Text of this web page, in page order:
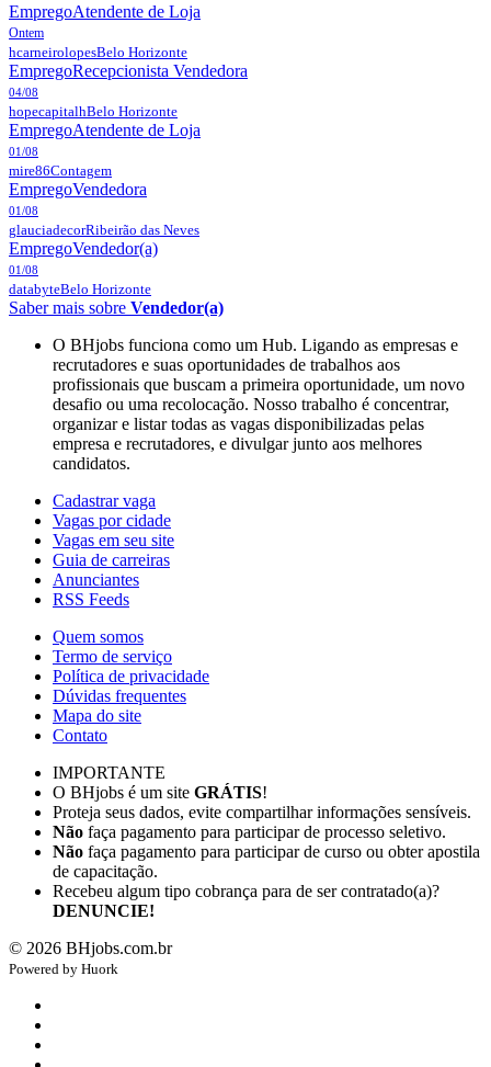
EmpregoAtendente de Loja
Ontem
hcarneirolopesBelo Horizonte
EmpregoRecepcionista Vendedora
04/08
hopecapitalhBelo Horizonte
EmpregoAtendente de Loja
01/08
mire86Contagem
EmpregoVendedora
01/08
glauciadecorRibeirão das Neves
EmpregoVendedor(a)
01/08
databyteBelo Horizonte
Saber mais sobre Vendedor(a)
O BHjobs funciona como um Hub. Ligando as empresas e
recrutadores e suas oportunidades de trabalhos aos
profissionais que buscam a primeira oportunidade, um novo
desafio ou uma recolocação. Nosso trabalho é concentrar,
organizar e listar todas as vagas disponibilizadas pelas
empresa e recrutadores, e divulgar junto aos melhores
candidatos.
Cadastrar vaga
Vagas por cidade
Vagas em seu site
Guia de carreiras
Anunciantes
RSS Feeds
Quem somos
Termo de serviço
Política de privacidade
Dúvidas frequentes
Mapa do site
Contato
IMPORTANTE
O BHjobs é um site GRÁTIS!
Proteja seus dados, evite compartilhar informações sensíveis.
Não faça pagamento para participar de processo seletivo.
Não faça pagamento para participar de curso ou obter apostila
de capacitação.
Recebeu algum tipo cobrança para de ser contratado(a)?
DENUNCIE!
© 2026 BHjobs.com.br
Powered by Huork